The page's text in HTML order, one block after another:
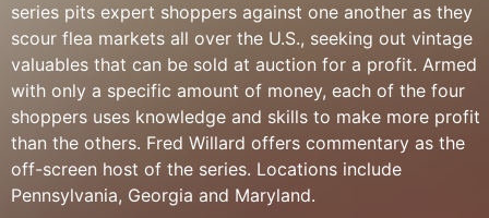
series pits expert shoppers against one another as they
scour flea markets all over the U.S., seeking out vintage
valuables that can be sold at auction for a profit. Armed
with only a specific amount of money, each of the four
shoppers uses knowledge and skills to make more profit
than the others. Fred Willard offers commentary as the
off-screen host of the series. Locations include
Pennsylvania, Georgia and Maryland.